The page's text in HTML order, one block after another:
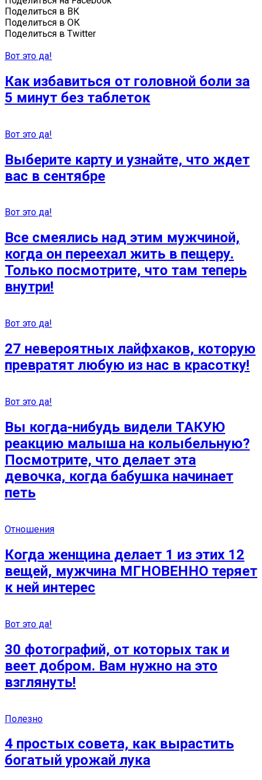
Поделиться в ВК
Поделиться в ОК
Поделиться в Twitter
Вот это да!
Как избавиться от головной боли за
5 минут без таблеток
Вот это да!
Выберите карту и узнайте, что ждет
вас в сентябре
Вот это да!
Все смеялись над этим мужчиной,
когда он переехал жить в пещеру.
Только посмотрите, что там теперь
внутри!
Вот это да!
27 невероятных лайфхаков, которую
превратят любую из нас в красотку!
Вот это да!
Вы когда-нибудь видели ТАКУЮ
реакцию малыша на колыбельную?
Посмотрите, что делает эта
девочка, когда бабушка начинает
петь
Отношения
Когда женщина делает 1 из этих 12
вещей, мужчина МГНОВЕННО теряет
к ней интерес
Вот это да!
30 фотографий, от которых так и
веет добром. Вам нужно на это
взглянуть!
Полезно
4 простых совета, как вырастить
богатый урожай лука